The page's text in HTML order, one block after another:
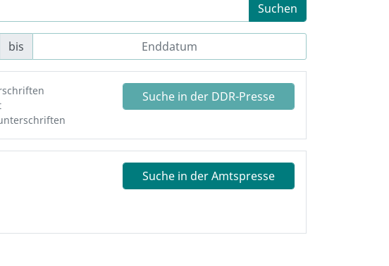
Suchen
bis
Suche in der DDR-Presse
Suche in der Amtspresse